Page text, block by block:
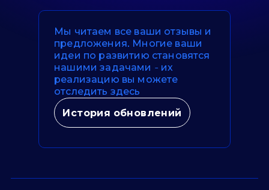
Мы читаем все ваши отзывы и
предложения. Многие ваши
идеи по развитию становятся
нашими задачами - их
реализацию вы можете
отследить здесь
История обновлений